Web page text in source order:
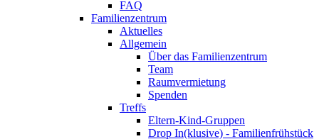
FAQ
Familienzentrum
Aktuelles
Allgemein
Über das Familienzentrum
Team
Raumvermietung
Spenden
Treffs
Eltern-Kind-Gruppen
Drop In(klusive) - Familienfrühstück